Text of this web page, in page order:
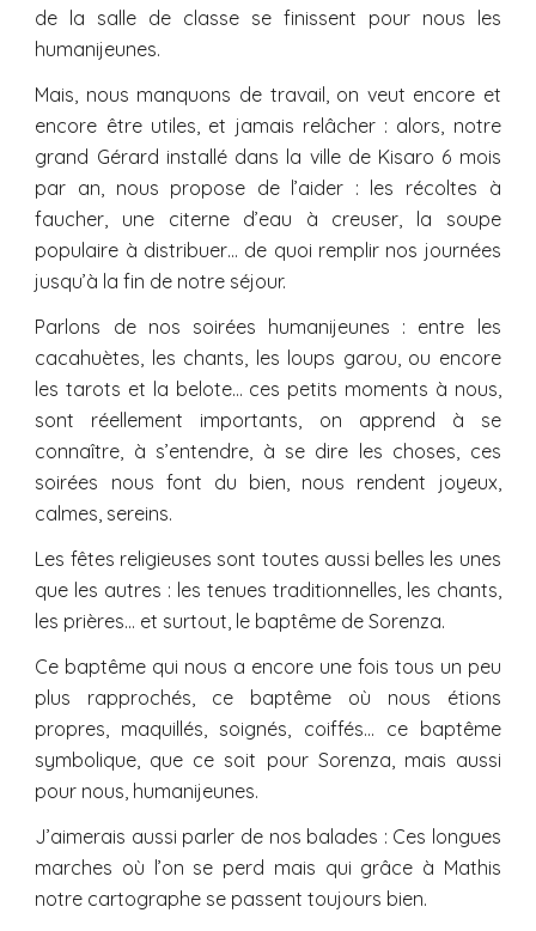
de la salle de classe se finissent pour nous les
humanijeunes.
Mais, nous manquons de travail, on veut encore et
encore être utiles, et jamais relâcher : alors, notre
grand Gérard installé dans la ville de Kisaro 6 mois
par an, nous propose de l’aider : les récoltes à
faucher, une citerne d’eau à creuser, la soupe
populaire à distribuer… de quoi remplir nos journées
jusqu’à la fin de notre séjour.
Parlons de nos soirées humanijeunes : entre les
cacahuètes, les chants, les loups garou, ou encore
les tarots et la belote… ces petits moments à nous,
sont réellement importants, on apprend à se
connaître, à s’entendre, à se dire les choses, ces
soirées nous font du bien, nous rendent joyeux,
calmes, sereins.
Les fêtes religieuses sont toutes aussi belles les unes
que les autres : les tenues traditionnelles, les chants,
les prières… et surtout, le baptême de Sorenza.
Ce baptême qui nous a encore une fois tous un peu
plus rapprochés, ce baptême où nous étions
propres, maquillés, soignés, coiffés… ce baptême
symbolique, que ce soit pour Sorenza, mais aussi
pour nous, humanijeunes.
J’aimerais aussi parler de nos balades : Ces longues
marches où l’on se perd mais qui grâce à Mathis
notre cartographe se passent toujours bien.